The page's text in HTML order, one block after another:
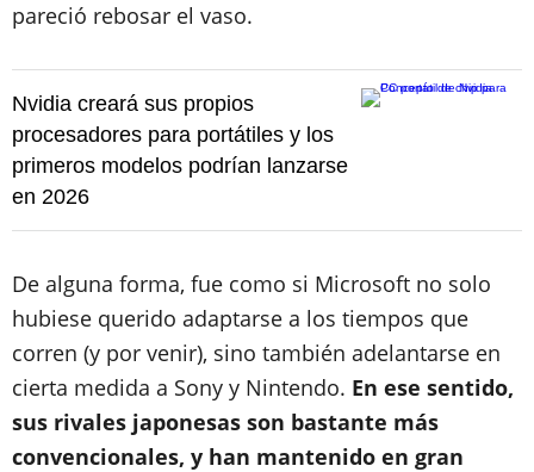
pareció rebosar el vaso.
Nvidia creará sus propios
procesadores para portátiles y los
primeros modelos podrían lanzarse
en 2026
De alguna forma, fue como si Microsoft no solo
hubiese querido adaptarse a los tiempos que
corren (y por venir), sino también adelantarse en
cierta medida a Sony y Nintendo. En ese sentido,
sus rivales japonesas son bastante más
convencionales, y han mantenido en gran